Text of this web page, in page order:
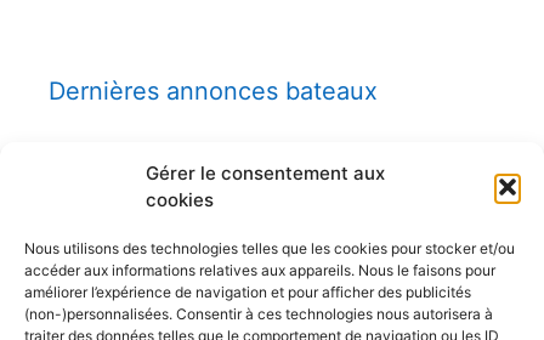
Gérer le consentement aux
cookies
Nous utilisons des technologies telles que les cookies pour stocker et/ou
accéder aux informations relatives aux appareils. Nous le faisons pour
améliorer l’expérience de navigation et pour afficher des publicités
(non-)personnalisées. Consentir à ces technologies nous autorisera à
traiter des données telles que le comportement de navigation ou les ID
Dernières annonces bateaux
Doris 5,8m
Hourtin (Gironde; France)
Bateau à voile Tes 678 BT
La Roche Bernard
22,000.00€